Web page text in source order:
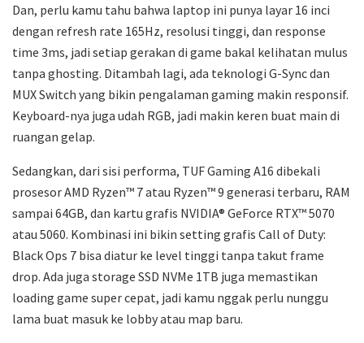
Dan, perlu kamu tahu bahwa laptop ini punya layar 16 inci
dengan refresh rate 165Hz, resolusi tinggi, dan response
time 3ms, jadi setiap gerakan di game bakal kelihatan mulus
tanpa ghosting. Ditambah lagi, ada teknologi G-Sync dan
MUX Switch yang bikin pengalaman gaming makin responsif.
Keyboard-nya juga udah RGB, jadi makin keren buat main di
ruangan gelap.
Sedangkan, dari sisi performa, TUF Gaming A16 dibekali
prosesor AMD Ryzen™ 7 atau Ryzen™ 9 generasi terbaru, RAM
sampai 64GB, dan kartu grafis NVIDIA® GeForce RTX™ 5070
atau 5060. Kombinasi ini bikin setting grafis Call of Duty:
Black Ops 7 bisa diatur ke level tinggi tanpa takut frame
drop. Ada juga storage SSD NVMe 1TB juga memastikan
loading game super cepat, jadi kamu nggak perlu nunggu
lama buat masuk ke lobby atau map baru.